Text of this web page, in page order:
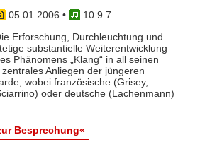
05.01.2006 •
10 9 7
Erforschung, Durchleuchtung und
substantielle Weiterentwicklung
Phänomens „Klang“ in all seinen
Anliegen der jüngeren
wobei französische (Grisey,
oder deutsche (Lachenmann)
Besprechung«